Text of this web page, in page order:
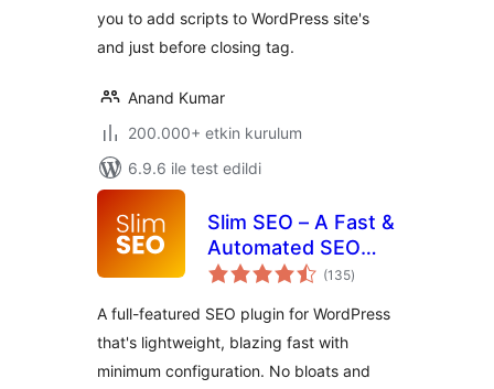
you to add scripts to WordPress site's
and just before closing tag.
Anand Kumar
200.000+ etkin kurulum
6.9.6 ile test edildi
Slim SEO – A Fast &
Automated SEO
Plugin For
(135toplam
puan
)
A full-featured SEO plugin for WordPress
that's lightweight, blazing fast with
minimum configuration. No bloats and